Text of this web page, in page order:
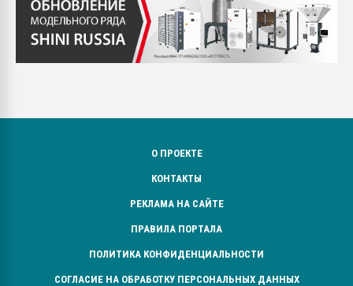
О ПРОЕКТЕ
КОНТАКТЫ
РЕКЛАМА НА САЙТЕ
ПРАВИЛА ПОРТАЛА
ПОЛИТИКА КОНФИДЕНЦИАЛЬНОСТИ
СОГЛАСИЕ НА ОБРАБОТКУ ПЕРСОНАЛЬНЫХ ДАННЫХ